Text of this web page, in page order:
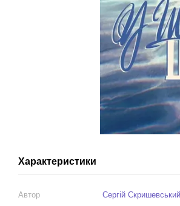
Характеристики
Автор
Сергій Скришевський